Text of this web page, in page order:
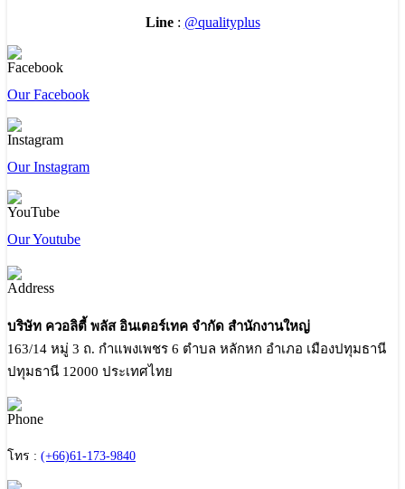
Line: @qualityplus
Our Facebook
Our Instagram
Our Youtube
บริษัท ควอลิตี้ พลัส อินเตอร์เทค จำกัด สำนักงานใหญ่
163/14 หมู่ 3 ถ. กำแพงเพชร 6 ตำบล หลักหก อำเภอ เมืองปทุมธานี
ปทุมธานี 12000 ประเทศไทย
โทร : (+66)61-173-9840